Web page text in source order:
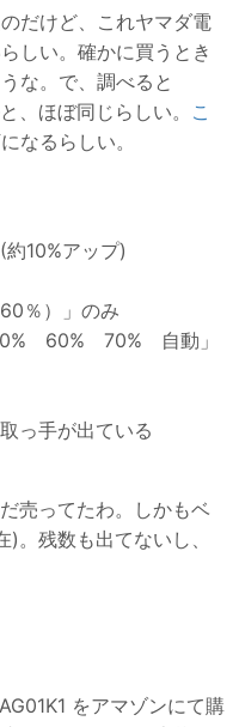
だけど、これヤマダ電
しい。確かに買うとき
な。で、調べると
、ほぼ同じらしい。
こ
なるらしい。
10%アップ)
％）」のみ
60% 70% 自動」
っ手が出ている
売ってたわ。しかもベ
。残数も出てないし、
をアマゾンにて購